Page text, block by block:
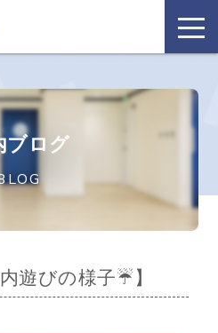
ブログ
遊びの様子☔】